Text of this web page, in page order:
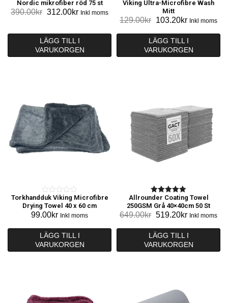
0
o
t
o
f
Nordic mikrofiber röd 75 st
390.00kr Det
priset
var:
390.00kr.
312.00krDet
priset
är:
312.00kr.
Inkl moms
LÄGG TILL I
VARUKORGEN
0
t
o
f
Viking Ultra-Microfibre Wash
Mitt
129.00kr Det
priset
var:
103.20krDet
priset
är:
Inkl moms
LÄGG TILL I
VARUKORGEN
0
o
u
t
o
f
Torkhandduk Viking Microfibre
Drying Towel 40 x 60 cm
99.00kr Inkl moms
LÄGG TILL I
VARUKORGEN
5.00
out of 5
Allrounder Coating Towel
250GSM Grå 40×40cm 50 St
649.00kr Det
priset
var:
519.20krDet
priset
är:
Inkl moms
LÄGG TILL I
VARUKORGEN